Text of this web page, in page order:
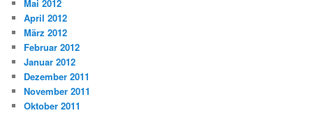
Mai 2012
April 2012
März 2012
Februar 2012
Januar 2012
Dezember 2011
November 2011
Oktober 2011